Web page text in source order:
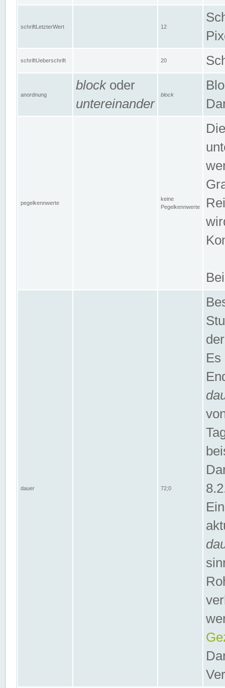
schriftLetzterWert 12
schriftUeberschrift 20
anordnung
blockoder
untereinander
block
pegelkennwerte
keine
Pegelkennwerte
dauer 72;0
Es